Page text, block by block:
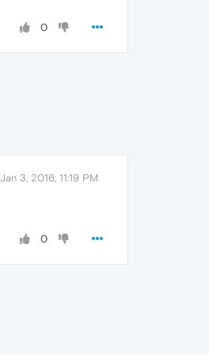
0
Jan 3, 2016, 11:19 PM
0